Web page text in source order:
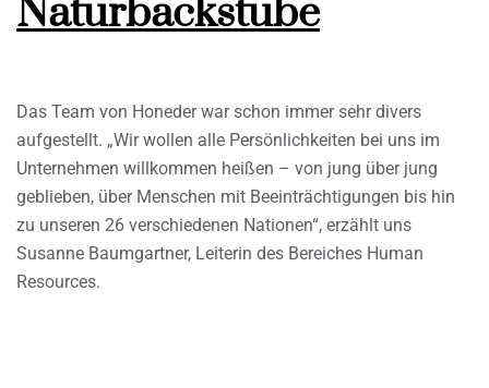
Naturbackstube
Das Team von Honeder war schon immer sehr divers
aufgestellt. „Wir wollen alle Persönlichkeiten bei uns im
Unternehmen willkommen heißen – von jung über jung
geblieben, über Menschen mit Beeinträchtigungen bis hin
zu unseren 26 verschiedenen Nationen“, erzählt uns
Susanne Baumgartner, Leiterin des Bereiches Human
Resources.